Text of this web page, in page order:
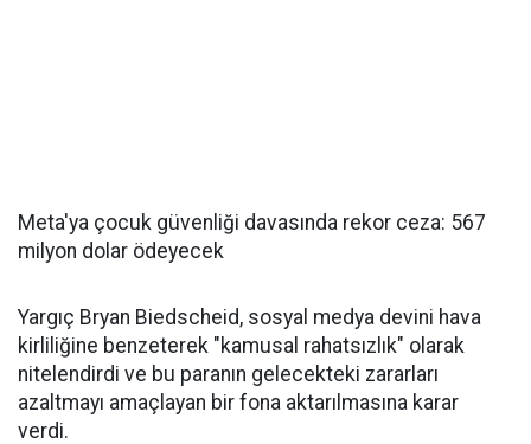
Meta'ya çocuk güvenliği davasında rekor ceza: 567
milyon dolar ödeyecek
Yargıç Bryan Biedscheid, sosyal medya devini hava
kirliliğine benzeterek "kamusal rahatsızlık" olarak
nitelendirdi ve bu paranın gelecekteki zararları
azaltmayı amaçlayan bir fona aktarılmasına karar
verdi.